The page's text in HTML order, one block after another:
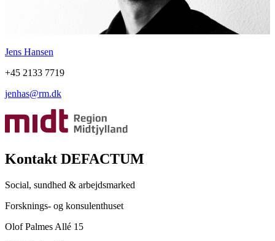
Jens Hansen
+45 2133 7719
jenhas@rm.dk
Kontakt DEFACTUM
Social, sundhed & arbejdsmarked
Forsknings- og konsulenthuset
Olof Palmes Allé 15